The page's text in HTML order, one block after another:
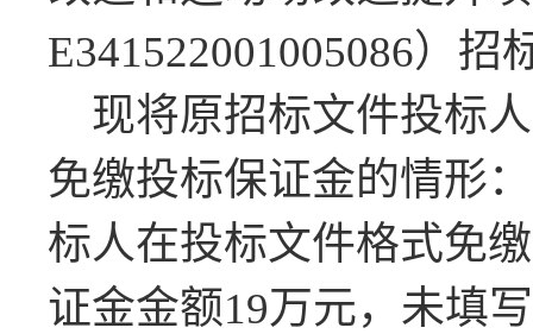
E341522001005086）
现将原招标文件投标
免缴投标保证金的情形
标人在投标文件格式免
证金金额19万元，未填